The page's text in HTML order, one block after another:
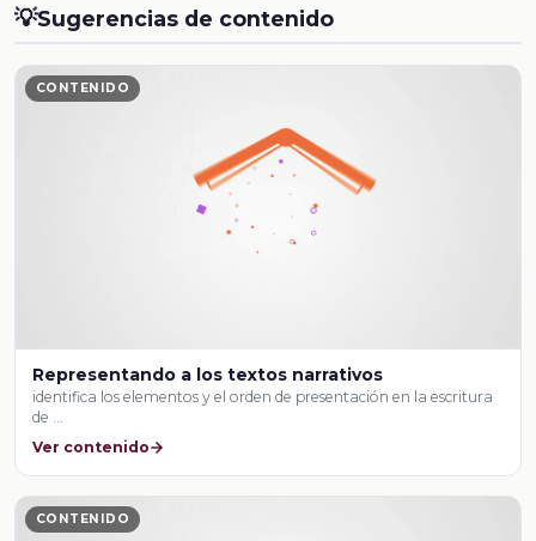
💡Sugerencias de contenido
CONTENIDO
Representando a los textos narrativos
identifica los elementos y el orden de presentación en la escritura
de …
Ver contenido
CONTENIDO